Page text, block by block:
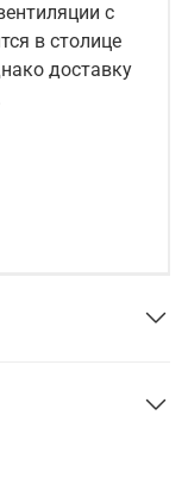
с
в столице
доставку